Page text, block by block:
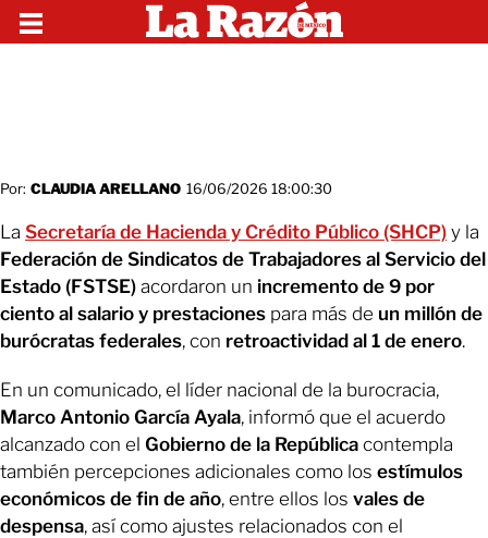
Por: CLAUDIA ARELLANO 16/06/2026 18:00:30
La Secretaría de Hacienda y Crédito Público (SHCP) y la
Federación de Sindicatos de Trabajadores al Servicio del
Estado (FSTSE) acordaron un incremento de 9 por
ciento al salario y prestaciones para más de un millón de
burócratas federales, con retroactividad al 1 de enero.
En un comunicado, el líder nacional de la burocracia,
Marco Antonio García Ayala, informó que el acuerdo
alcanzado con el Gobierno de la República contempla
también percepciones adicionales como los estímulos
económicos de fin de año, entre ellos los vales de
despensa, así como ajustes relacionados con el